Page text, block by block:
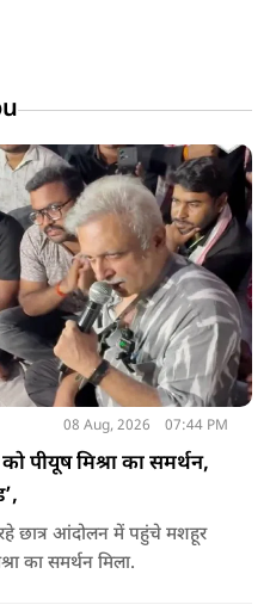
08 Aug, 2026 07:44 PM
पीयूष मिश्रा का समर्थन,
छात्र आंदोलन में पहुंचे मशहूर
का समर्थन मिला.